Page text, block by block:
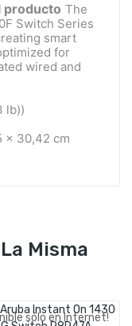
producto The
Switch Series
smart
for
wired and
lb))
x 30,42 cm
Misma
sólo en Internet!